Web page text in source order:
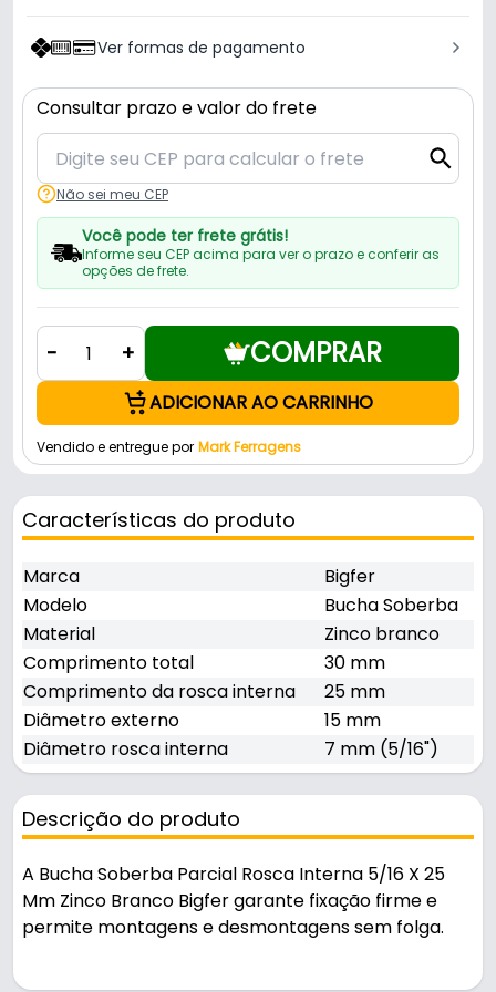
Ver formas de pagamento
Consultar prazo e valor do frete
Não sei meu CEP
Você pode ter frete grátis!
Informe seu CEP acima para ver o prazo e conferir as
opções de frete.
- + COMPRAR
ADICIONAR AO CARRINHO
Vendido e entregue por Mark Ferragens
Características do produto
Marca
Bigfer
Modelo
Bucha Soberba
Material
Zinco branco
Comprimento total
30 mm
Comprimento da rosca interna
25 mm
Diâmetro externo
15 mm
Diâmetro rosca interna
7 mm (5/16")
Descrição do produto
A Bucha Soberba Parcial Rosca Interna 5/16 X 25
Mm Zinco Branco Bigfer garante fixação firme e
permite montagens e desmontagens sem folga.